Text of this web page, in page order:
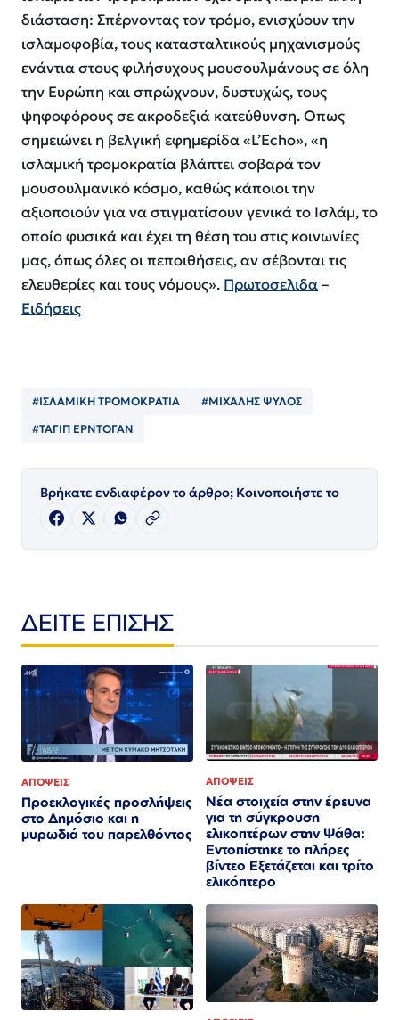
διάσταση: Σπέρνοντας τον τρόμο, ενισχύουν την
ισλαμοφοβία, τους κατασταλτικούς μηχανισμούς
ενάντια στους φιλήσυχους μουσουλμάνους σε όλη
την Ευρώπη και σπρώχνουν, δυστυχώς, τους
ψηφοφόρους σε ακροδεξιά κατεύθυνση. Οπως
σημειώνει η βελγική εφημερίδα «L’Echo», «η
ισλαμική τρομοκρατία βλάπτει σοβαρά τον
μουσουλμανικό κόσμο, καθώς κάποιοι την
αξιοποιούν για να στιγματίσουν γενικά το Ισλάμ, το
οποίο φυσικά και έχει τη θέση του στις κοινωνίες
μας, όπως όλες οι πεποιθήσεις, αν σέβονται τις
ελευθερίες και τους νόμους». Πρωτοσελιδα–
Ειδήσεις
#ΙΣΛΑΜΙΚΗ ΤΡΟΜΟΚΡΑΤΙΑ #ΜΙΧΑΛΗΣ ΨΥΛΟΣ
#ΤΑΓΙΠ ΕΡΝΤΟΓΑΝ
Βρήκατε ενδιαφέρον το άρθρο; Κοινοποιήστε το
ΔΕΙΤΕ ΕΠΙΣΗΣ
ΑΠΟΨΕΙΣ
Προεκλογικές προσλήψεις
στο Δημόσιο και η
μυρωδιά του παρελθόντος
ΑΠΟΨΕΙΣ
Νέα στοιχεία στην έρευνα
για τη σύγκρουση
ελικοπτέρων στην Ψάθα:
Εντοπίστηκε το πλήρες
βίντεο Εξετάζεται και τρίτο
ελικόπτερο​​​​​​​​​​​​​​​​​​​​​​​​​​​​​​​​​​​​​​​​​​​​​​​​​​